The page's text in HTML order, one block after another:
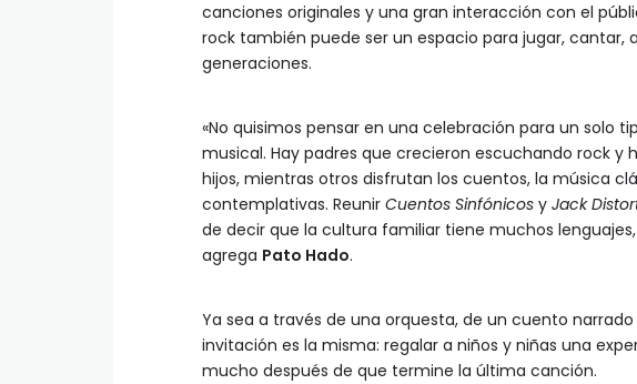
canciones originales y una gran interacción con el
rock también puede ser un espacio para jugar,
generaciones.
«No quisimos pensar en una celebración para un solo
musical. Hay padres que crecieron escuchando rock y
hijos, mientras otros disfrutan los cuentos, la música
contemplativas. Reunir Cuentos Sinfónicos y Jack
de decir que la cultura familiar tiene muchos
agrega Pato Hado.
Ya sea a través de una orquesta, de un cuento
invitación es la misma: regalar a niños y niñas una
mucho después de que termine la última canción.